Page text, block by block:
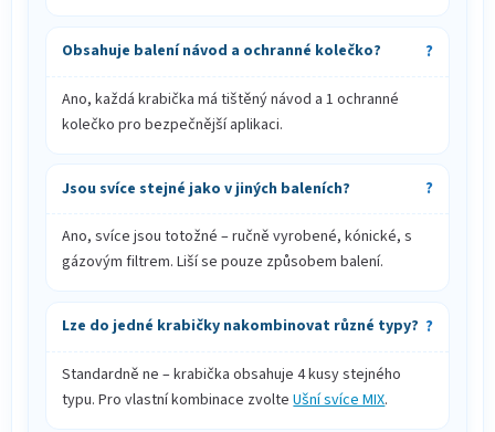
Obsahuje balení návod a ochranné kolečko?
Ano, každá krabička má tištěný návod a 1 ochranné
kolečko pro bezpečnější aplikaci.
Jsou svíce stejné jako v jiných baleních?
Ano, svíce jsou totožné – ručně vyrobené, kónické, s
gázovým filtrem. Liší se pouze způsobem balení.
Lze do jedné krabičky nakombinovat různé typy?
Standardně ne – krabička obsahuje 4 kusy stejného
typu. Pro vlastní kombinace zvolteUšní svíce MIX.